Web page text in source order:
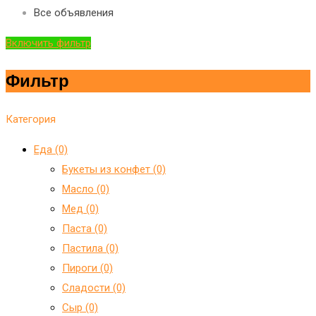
Все объявления
Включить фильтр
Фильтр
Категория
Еда (0)
Букеты из конфет (0)
Масло (0)
Мед (0)
Паста (0)
Пастила (0)
Пироги (0)
Сладости (0)
Сыр (0)